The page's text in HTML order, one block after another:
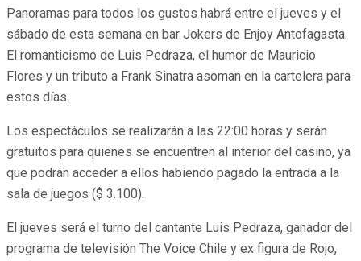
Panoramas para todos los gustos habrá entre el jueves y el
sábado de esta semana en bar Jokers de Enjoy Antofagasta.
El romanticismo de Luis Pedraza, el humor de Mauricio
Flores y un tributo a Frank Sinatra asoman en la cartelera para
estos días.
Los espectáculos se realizarán a las 22:00 horas y serán
gratuitos para quienes se encuentren al interior del casino, ya
que podrán acceder a ellos habiendo pagado la entrada a la
sala de juegos ($ 3.100).
El jueves será el turno del cantante Luis Pedraza, ganador del
programa de televisión The Voice Chile y ex figura de Rojo,